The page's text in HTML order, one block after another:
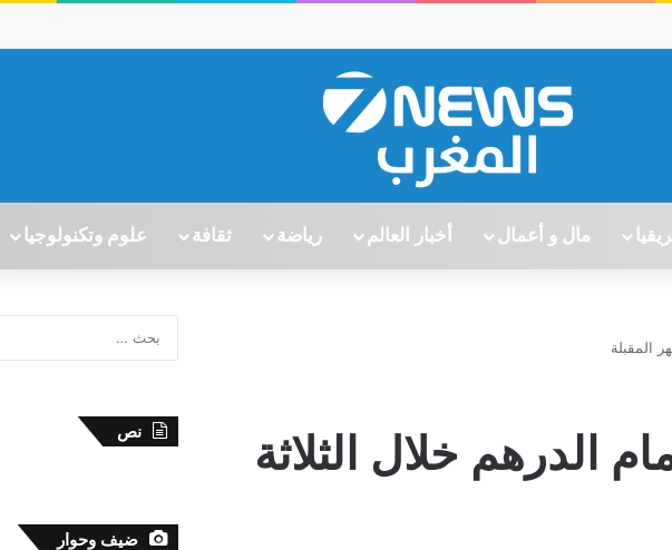
مال و أعمال أخبار العالم رياضة ثقافة علوم وتكنولوجيا
المقبلة
الدرهم خلال الثلاثة
نص
ضيف وحوار